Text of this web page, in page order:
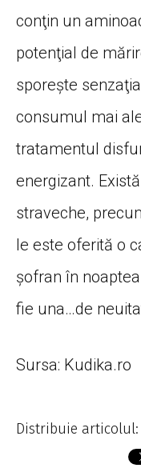
conţin un
potenţial de
sporeşte
consumul mai
tratamentul
energizant.
straveche,
le este oferită o
şofran în
fie una…de
Sursa: Kudika.ro
Distribuie articolul: